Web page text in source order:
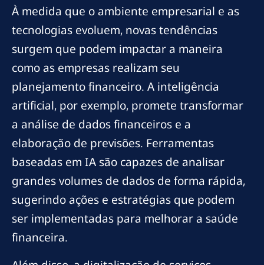
À medida que o ambiente empresarial e as
tecnologias evoluem, novas tendências
surgem que podem impactar a maneira
como as empresas realizam seu
planejamento financeiro. A inteligência
artificial, por exemplo, promete transformar
a análise de dados financeiros e a
elaboração de previsões. Ferramentas
baseadas em IA são capazes de analisar
grandes volumes de dados de forma rápida,
sugerindo ações e estratégias que podem
ser implementadas para melhorar a saúde
financeira.